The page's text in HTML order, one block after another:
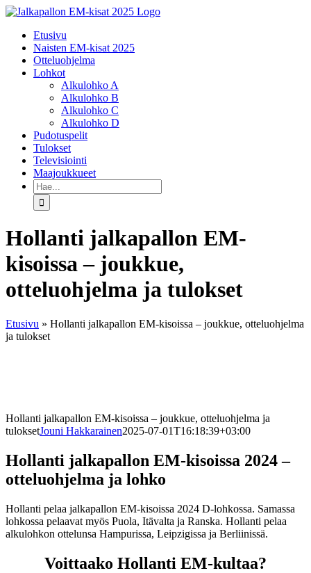
Skip
contentEtusivu
Naisten EM-kisat 2025
Otteluohjelma
Lohkot
Alkulohko A
Alkulohko B
Alkulohko C
Alkulohko D
Pudotuspelit
Tulokset
Televisiointi
Maajoukkueet
Etsi
...
Hollanti jalkapallon EM-
kisoissa – joukkue,
otteluohjelma ja tulokset
Etusivu » Hollanti jalkapallon EM-kisoissa – joukkue, otteluohjelma
ja tulokset
Hollanti jalkapallon EM-kisoissa – joukkue, otteluohjelma ja
tuloksetJouni Hakkarainen2025-07-01T16:18:39+03:00
Hollanti jalkapallon EM-kisoissa 2024 –
otteluohjelma ja lohko
Hollanti pelaa jalkapallon EM-kisoissa 2024 D-lohkossa. Samassa
lohkossa pelaavat myös Puola, Itävalta ja Ranska. Hollanti pelaa
alkulohkon ottelunsa Hampurissa, Leipzigissa ja Berliinissä.
Voittaako Hollanti EM-kultaa?